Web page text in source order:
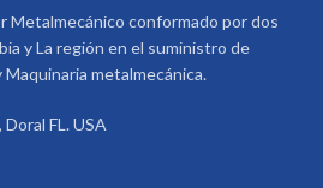
Metalmecánico conformado por dos
y La región en el suministro de
metalmecánica.
FL. USA